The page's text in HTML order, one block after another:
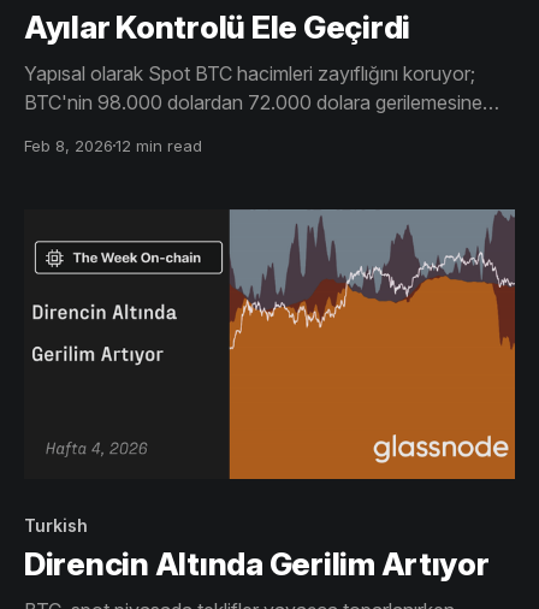
Ayılar Kontrolü Ele Geçirdi
Yapısal olarak Spot BTC hacimleri zayıflığını koruyor;
BTC'nin 98.000 dolardan 72.000 dolara gerilemesine
durum, satış baskısının sürekli bir alımla karşılanmadığı bir
Feb 8, 202612 min read
Turkish
Direncin Altında Gerilim Artıyor